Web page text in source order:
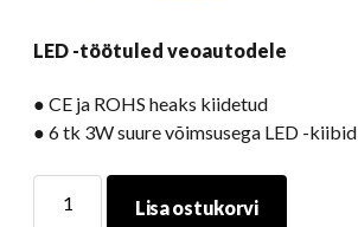
LED -töötuled veoautodele
● CE ja ROHS heaks kiidetud
● 6 tk 3W suure võimsusega LED -kiibid
Lisa ostukorvi